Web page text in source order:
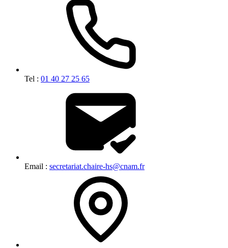
Tel : 01 40 27 25 65
Email : secretariat.chaire-hs@cnam.fr